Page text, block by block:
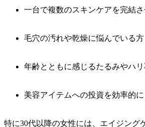
一台で複数のスキンケアを完結
毛穴の汚れや乾燥に悩んでいる方
年齢とともに感じるたるみやハ
美容アイテムへの投資を効率的
特に30代以降の女性には、エイジング